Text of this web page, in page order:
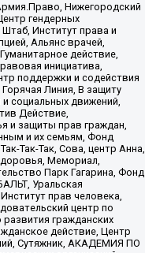
Нижегородский
гендерных
Институт права и
Альянс врачей,
действие,
инициатива,
поддержки и содействия
Линия, В защиту
социальных движений,
Действие,
и защиты прав граждан,
и их семьям, Фонд
Так-Так, Сова, центр Анна,
Мемориал,
Парк Гагарина, Фонд
Уральская
прав человека,
центр по
гражданских
действие, Центр
Сутяжник, АКАДЕМИЯ ПО